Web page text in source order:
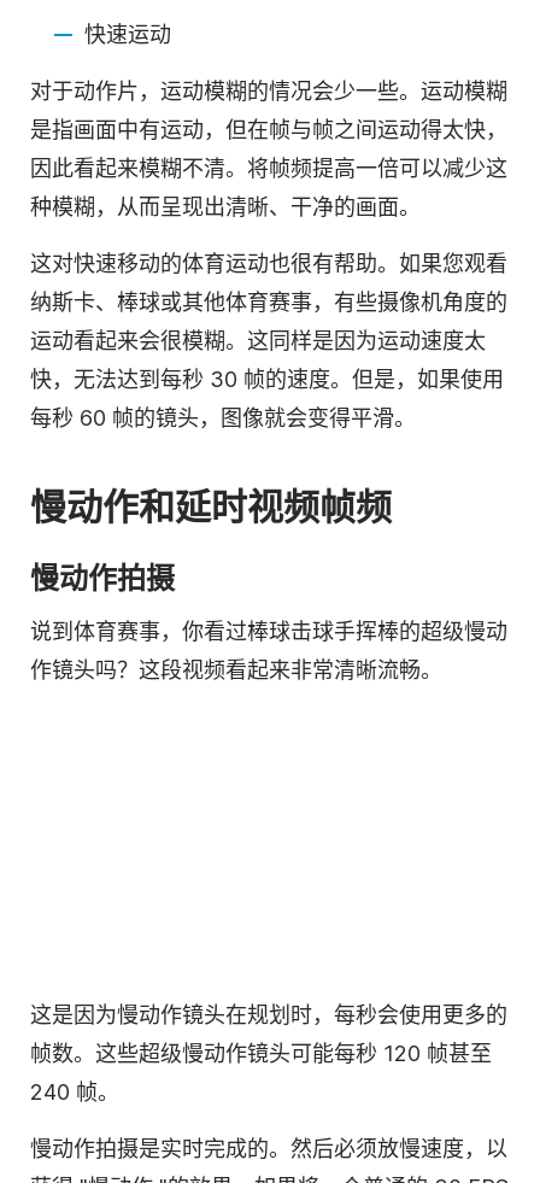
快速运动
对于动作片，运动模糊的情况会少一些。运动模糊
是指画面中有运动，但在帧与帧之间运动得太快，
因此看起来模糊不清。将帧频提高一倍可以减少这
种模糊，从而呈现出清晰、干净的画面。
这对快速移动的体育运动也很有帮助。如果您观看
纳斯卡、棒球或其他体育赛事，有些摄像机角度的
运动看起来会很模糊。这同样是因为运动速度太
快，无法达到每秒 30 帧的速度。但是，如果使用
每秒 60 帧的镜头，图像就会变得平滑。
慢动作和延时视频帧频
慢动作拍摄
说到体育赛事，你看过棒球击球手挥棒的超级慢动
作镜头吗？这段视频看起来非常清晰流畅。
这是因为慢动作镜头在规划时，每秒会使用更多的
帧数。这些超级慢动作镜头可能每秒 120 帧甚至
240 帧。
慢动作拍摄是实时完成的。然后必须放慢速度，以